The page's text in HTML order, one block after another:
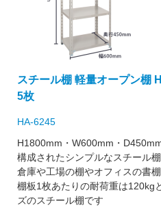
スチール棚 軽量オープン棚
5枚
HA-6245
H1800mm・W600mm・
構成されたシンプルなスチール棚
倉庫や工場の棚やオフィスの書棚
棚板1枚あたりの耐荷重は120kg
ズのスチール棚です